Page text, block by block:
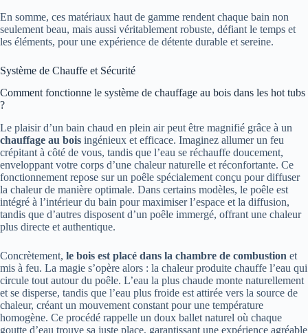
En somme, ces matériaux haut de gamme rendent chaque bain non
seulement beau, mais aussi véritablement robuste, défiant le temps et
les éléments, pour une expérience de détente durable et sereine.
Système de Chauffe et Sécurité
Comment fonctionne le système de chauffage au bois dans les hot tubs
?
Le plaisir d’un bain chaud en plein air peut être magnifié grâce à un
chauffage au bois ingénieux et efficace. Imaginez allumer un feu
crépitant à côté de vous, tandis que l’eau se réchauffe doucement,
enveloppant votre corps d’une chaleur naturelle et réconfortante. Ce
fonctionnement repose sur un poêle spécialement conçu pour diffuser
la chaleur de manière optimale. Dans certains modèles, le poêle est
intégré à l’intérieur du bain pour maximiser l’espace et la diffusion,
tandis que d’autres disposent d’un poêle immergé, offrant une chaleur
plus directe et authentique.
Concrètement, le bois est placé dans la chambre de combustion et
mis à feu. La magie s’opère alors : la chaleur produite chauffe l’eau qui
circule tout autour du poêle. L’eau la plus chaude monte naturellement
et se disperse, tandis que l’eau plus froide est attirée vers la source de
chaleur, créant un mouvement constant pour une température
homogène. Ce procédé rappelle un doux ballet naturel où chaque
goutte d’eau trouve sa juste place, garantissant une expérience agréable